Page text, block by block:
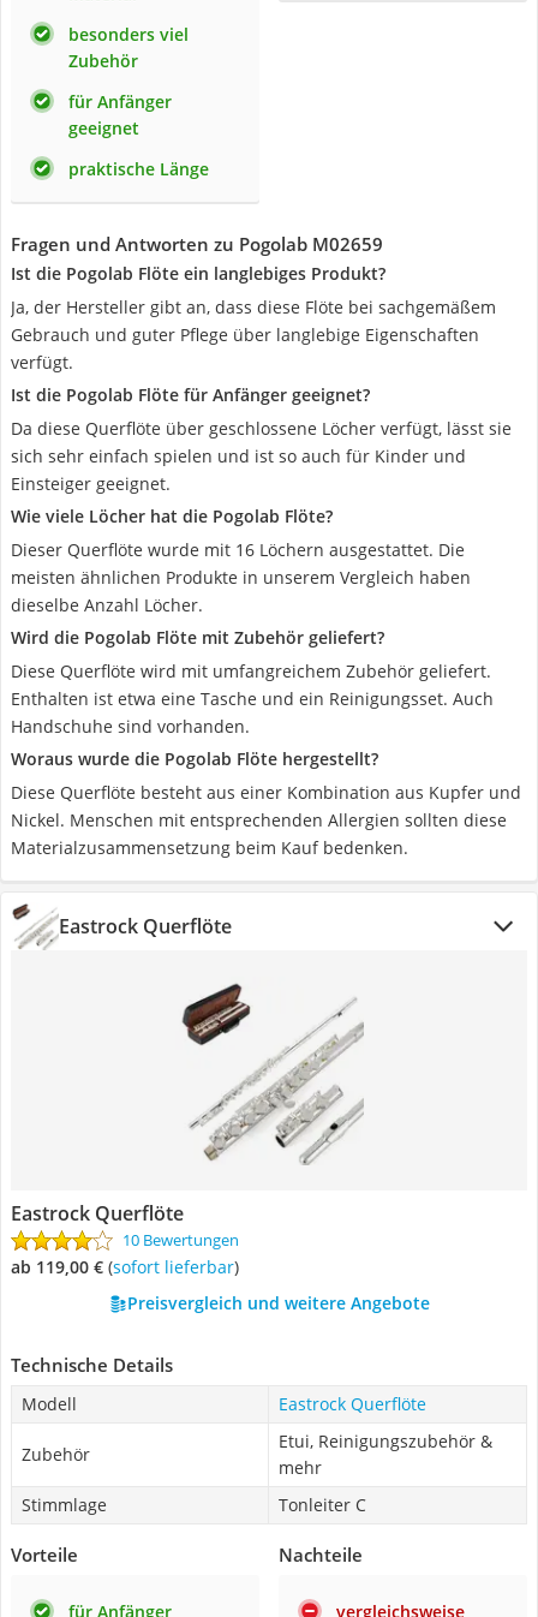
besonders viel
Zubehör
für Anfänger
geeignet
praktische Länge
Fragen und Antworten zu Pogolab M02659
Ist die Pogolab Flöte ein langlebiges Produkt?
Ja, der Hersteller gibt an, dass diese Flöte bei sachgemäßem
Gebrauch und guter Pflege über langlebige Eigenschaften
verfügt.
Ist die Pogolab Flöte für Anfänger geeignet?
Da diese Querflöte über geschlossene Löcher verfügt, lässt sie
sich sehr einfach spielen und ist so auch für Kinder und
Einsteiger geeignet.
Wie viele Löcher hat die Pogolab Flöte?
Dieser Querflöte wurde mit 16 Löchern ausgestattet. Die
meisten ähnlichen Produkte in unserem Vergleich haben
dieselbe Anzahl Löcher.
Wird die Pogolab Flöte mit Zubehör geliefert?
Diese Querflöte wird mit umfangreichem Zubehör geliefert.
Enthalten ist etwa eine Tasche und ein Reinigungsset. Auch
Handschuhe sind vorhanden.
Woraus wurde die Pogolab Flöte hergestellt?
Diese Querflöte besteht aus einer Kombination aus Kupfer und
Nickel. Menschen mit entsprechenden Allergien sollten diese
Materialzusammensetzung beim Kauf bedenken.
Eastrock Querflöte
Eastrock Querflöte
10 Bewertungen
ab 119,00 € ( Sofort lieferbar)
Preisvergleich und weitere Angebote
Technische Details
Modell Eastrock Querflöte
Zubehör
Etui, Reinigungszubehör &
mehr
Stimmlage
Tonleiter C
Vorteile
für Anfänger
Nachteile
vergleichsweise